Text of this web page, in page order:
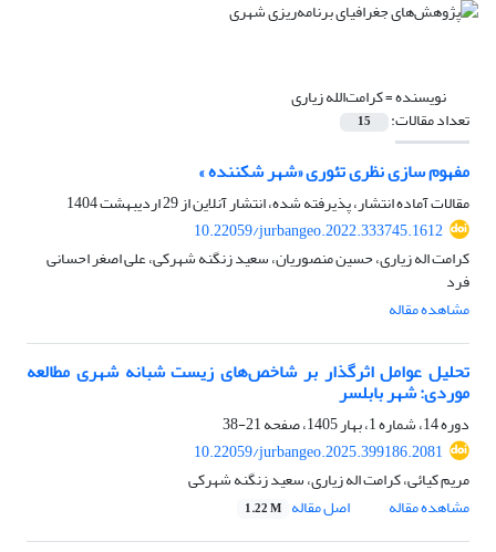
نویسنده =کرامت‌الله زیاری
تعداد مقالات: 15
مفهوم سازی نظری تئوری «شهر شکننده »
مقالات آماده انتشار، پذیرفته شده، انتشار آنلاین از29 اردیبهشت 1404
10.22059/jurbangeo.2022.333745.1612
کرامت اله زیاری، حسین منصوریان، سعید زنگنه شهرکی، علی اصغر احسانی
فرد
مشاهده مقاله
تحلیل عوامل اثرگذار بر شاخص‌های زیست شبانه شهری مطالعه
موردی: شهر بابلسر
دوره 14، شماره 1، بهار 1405، صفحه
21-38
10.22059/jurbangeo.2025.399186.2081
مریم کیائی، کرامت اله زیاری، سعید زنگنه شهرکی
مشاهده مقاله
اصل مقاله 1.22 M